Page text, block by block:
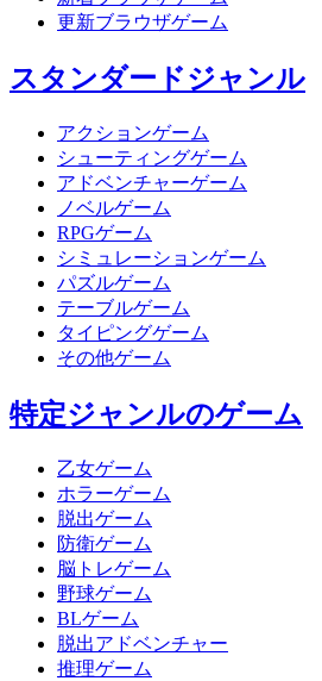
更新ブラウザゲーム
スタンダードジャンル
アクションゲーム
シューティングゲーム
アドベンチャーゲーム
ノベルゲーム
RPGゲーム
シミュレーションゲーム
パズルゲーム
テーブルゲーム
タイピングゲーム
その他ゲーム
特定ジャンルのゲーム
乙女ゲーム
ホラーゲーム
脱出ゲーム
防衛ゲーム
脳トレゲーム
野球ゲーム
BLゲーム
脱出アドベンチャー
推理ゲーム